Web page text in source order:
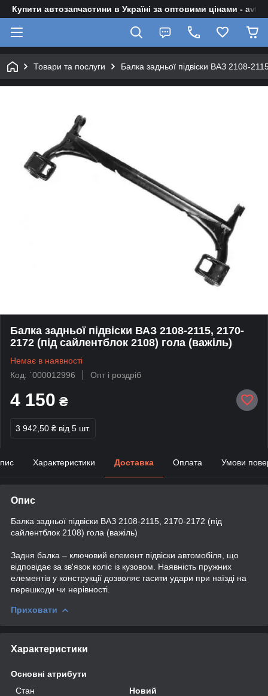
Купити автозапчастини в Україні за оптовими цінами -
Товари та послуги Балка задньої підвіски ВАЗ 2108-
Балка задньої підвіски ВАЗ 2108-2115, 2170-
2172 (під сайлентблок 2108) гола (важіль)
Немає в наявності
Код: `000012996
Опт і роздріб
4 150 ₴
3 942,50 ₴ від 5 шт.
Характеристики Доставка Оплата Умови
Опис
Балка задньої підвіски ВАЗ 2108-2115, 2170-2172 (під
сайлентблок 2108) гола (важіль)
Задня балка – ключовий елемент підвіски автомобіля, що
відповідає за зв'язок коліс із кузовом. Наявність пружних
елементів у конструкції дозволяє гасити удари при наїзді на
перешкоди чи нерівності.
Приховати
Характеристики
Основні атрибути
Стан
Новий